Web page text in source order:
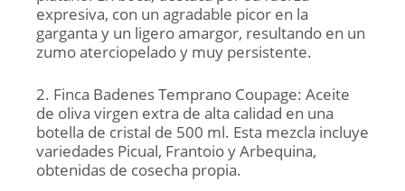
expresiva, con un agradable picor en la
garganta y un ligero amargor, resultando en un
zumo aterciopelado y muy persistente.
2. Finca Badenes Temprano Coupage: Aceite
de oliva virgen extra de alta calidad en una
botella de cristal de 500 ml. Esta mezcla incluye
variedades Picual, Frantoio y Arbequina,
obtenidas de cosecha propia.